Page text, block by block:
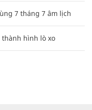
7 tháng 7 âm lịch
thành hình lò xo